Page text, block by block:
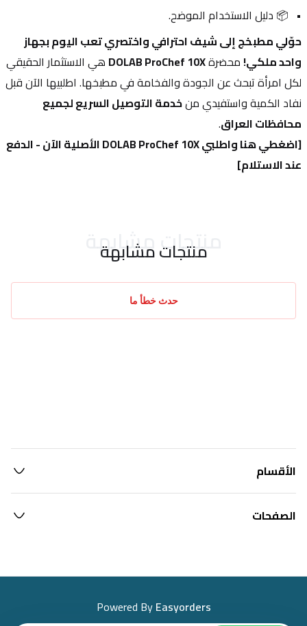
📦 دليل الاستخدام الموضح.
واحد ملكي! محضرة DOLAB ProChef 10X
نفاد الكمية واستفيدي من
محافظات العراق.
عند الاستلام]
منتجات مشابهة
منتجات مشابهة
حدث خطأ ما
الأقسام
الصفحات
Powered ByEasyorders